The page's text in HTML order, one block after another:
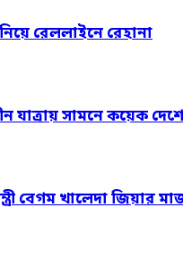
রেললাইনে রেহানা
যাত্রায় সামনে কয়েক
বেগম খালেদা জিয়ার